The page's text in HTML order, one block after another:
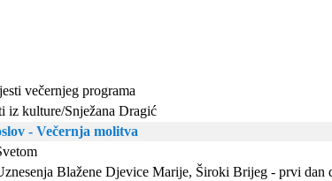
večernjeg programa
iz kulture/Snježana Dragić
- Večernja molitva
Blažene Djevice Marije, Široki Brijeg - prvi dan